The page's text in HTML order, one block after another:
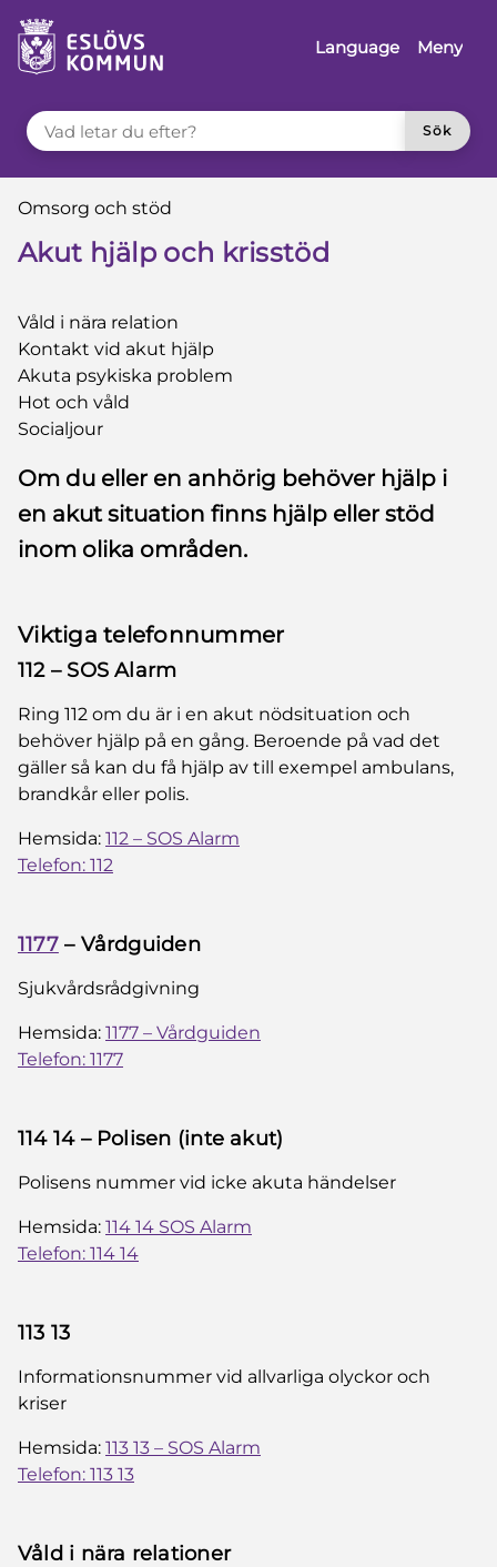
till innehåll
till sidomeny
Language
Meny
VAD LETAR DU EFTER?
Sök
Du är här:
Omsorg och stöd
Akut hjälp och krisstöd
Våld i nära relation
Kontakt vid akut hjälp
Akuta psykiska problem
Hot och våld
Socialjour
Om du eller en anhörig behöver hjälp i
en akut situation finns hjälp eller stöd
inom olika områden.
Viktiga telefonnummer
112 – SOS Alarm
Ring 112 om du är i en akut nödsituation och
behöver hjälp på en gång. Beroende på vad det
gäller så kan du få hjälp av till exempel ambulans,
brandkår eller polis.
Hemsida: 112 – SOS Alarm
Telefon: 112
1177– Vårdguiden
Sjukvårdsrådgivning
Hemsida: 1177 – Vårdguiden
Telefon: 1177
114 14 – Polisen (inte akut)
Polisens nummer vid icke akuta händelser
Hemsida: 114 14 SOS Alarm
Telefon: 114 14
113 13
Informationsnummer vid allvarliga olyckor och
kriser
Hemsida: 113 13 – SOS Alarm
Telefon: 113 13
Våld i nära relationer